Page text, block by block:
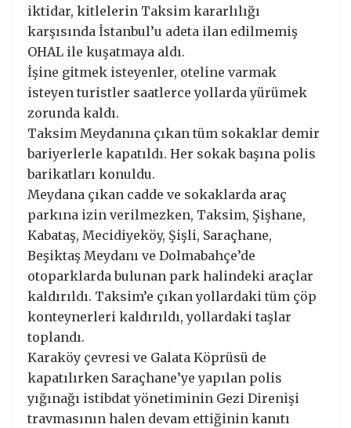
iktidar, kitlelerin Taksim kararlılığı
karşısında İstanbul’u adeta ilan edilmemiş
OHAL ile kuşatmaya aldı.
İşine gitmek isteyenler, oteline varmak
isteyen turistler saatlerce yollarda yürümek
zorunda kaldı.
Taksim Meydanına çıkan tüm sokaklar demir
bariyerlerle kapatıldı. Her sokak başına polis
barikatları konuldu.
Meydana çıkan cadde ve sokaklarda araç
parkına izin verilmezken, Taksim, Şişhane,
Kabataş, Mecidiyeköy, Şişli, Saraçhane,
Beşiktaş Meydanı ve Dolmabahçe’de
otoparklarda bulunan park halindeki araçlar
kaldırıldı. Taksim’e çıkan yollardaki tüm çöp
konteynerleri kaldırıldı, yollardaki taşlar
toplandı.
Karaköy çevresi ve Galata Köprüsü de
kapatılırken Saraçhane’ye yapılan polis
yığınağı istibdat yönetiminin Gezi Direnişi
travmasının halen devam ettiğinin kanıtı